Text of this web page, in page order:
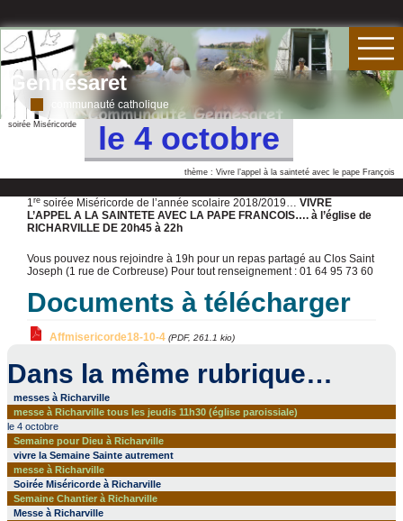
Gennésaret
communauté catholique
soirée Miséricorde le 4 octobre
thème : Vivre l’appel à la sainteté avec le pape François
1re soirée Miséricorde de l’année scolaire 2018/2019…VIVRE
L’APPEL A LA SAINTETE AVEC LA PAPE FRANCOIS…. à l’église de
RICHARVILLE DE 20h45 à 22h
Vous pouvez nous rejoindre à 19h pour un repas partagé au Clos Saint
Joseph (1 rue de Corbreuse) Pour tout renseignement : 01 64 95 73 60
Documents à télécharger
Affmisericorde18-10-4 (PDF, 261.1 kio)
Dans la même rubrique…
messes à Richarville
messe à Richarville tous les jeudis 11h30 (église paroissiale)
le 4 octobre
Semaine pour Dieu à Richarville
vivre la Semaine Sainte autrement
messe à Richarville
Soirée Miséricorde à Richarville
Semaine Chantier à Richarville
Messe à Richarville